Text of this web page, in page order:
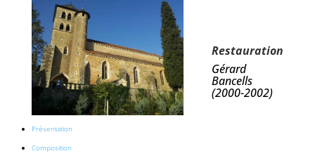
Restauration
Gérard
Bancells
(2000-2002)
Présentation
Composition